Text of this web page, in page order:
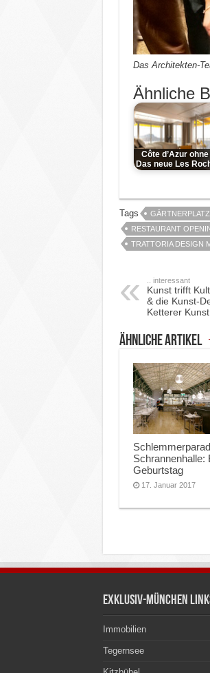
Das Architekten-
Ähnliche
Côte d’Azur
Das neue Les
Tags
RESTAURANT
TRATTORIA DESIGN
.. interessant
Kunst trifft
& die Kunst-
Ketterer Kunst
ähnliche Artikel
Schrannenhalle:
Geburtstag
17. Januar 2017
Exklusiv-München
Immobilien
Tegernsee